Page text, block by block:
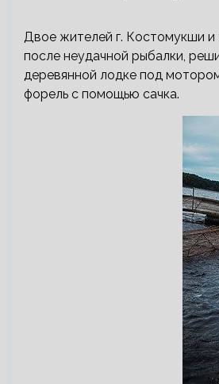
Двое жителей г. Костомукши и
после неудачной рыбалки,
деревянной лодке под
форель с помощью сачка.